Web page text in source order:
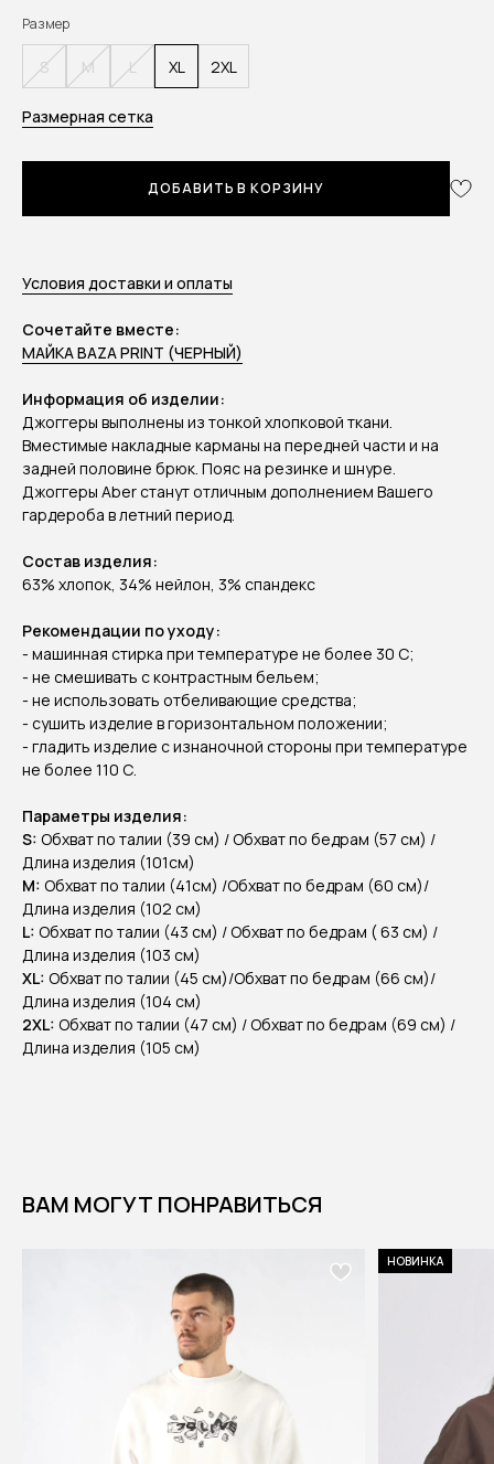
Размер
S M L XL 2XL
Размерная сетка
ДОБАВИТЬ В КОРЗИНУ
Условия доставки и оплаты
Сочетайте вместе:
МАЙКА BAZA PRINT (ЧЕРНЫЙ)
Информация об изделии:
Джоггеры выполнены из тонкой хлопковой ткани.
Вместимые накладные карманы на передней части и на
задней половине брюк. Пояс на резинке и шнуре.
Джоггеры Aber станут отличным дополнением Вашего
гардероба в летний период.
Состав изделия:
63% хлопок, 34% нейлон, 3% спандекс
Рекомендации по уходу:
- машинная стирка при температуре не более 30 C;
- не смешивать с контрастным бельем;
- не использовать отбеливающие средства;
- сушить изделие в горизонтальном положении;
- гладить изделие с изнаночной стороны при температуре
не более 110 С.
Параметры изделия:
S: Обхват по талии (39 см) / Обхват по бедрам (57 см) /
Длина изделия (101см)
M: Обхват по талии (41см) /Обхват по бедрам (60 см)/
Длина изделия (102 см)
L: Обхват по талии (43 см) / Обхват по бедрам ( 63 см) /
Длина изделия (103 см)
XL: Обхват по талии (45 см)/Обхват по бедрам (66 см)/
Длина изделия (104 см)
2XL: Обхват по талии (47 см) / Обхват по бедрам (69 см) /
Длина изделия (105 см)
ВАМ МОГУТ ПОНРАВИТЬСЯ
НОВИНКА